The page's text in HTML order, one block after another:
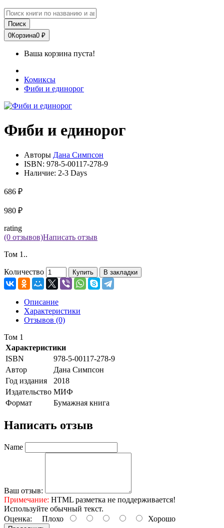
Поиск
0Корзина0 ₽
Ваша корзина пуста!
Комиксы
Фиби и единорог
Фиби и единорог
Авторы Дана Симпсон
ISBN: 978-5-00117-278-9
Наличие: 2-3 Days
686 ₽
980 ₽
rating
(0 отзывов)Написать отзыв
Том 1..
Количество Купить В закладки
Описание
Характеристики
Отзывов (0)
Том 1
Характеристики
ISBN
978-5-00117-278-9
Автор
Дана Симпсон
Год издания
2018
Издательство МИФ
Формат
Бумажная книга
Написать отзыв
Name
Ваш отзыв:
Примечание: HTML разметка не поддерживается!
Используйте обычный текст.
Оценка: Плохо Хорошо